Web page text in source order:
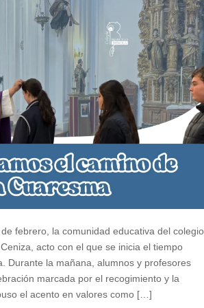
febrero, la comunidad educativa del colegio
acto con el que se inicia el tiempo
Durante la mañana, alumnos y profesores
marcada por el recogimiento y la
el acento en valores como […]